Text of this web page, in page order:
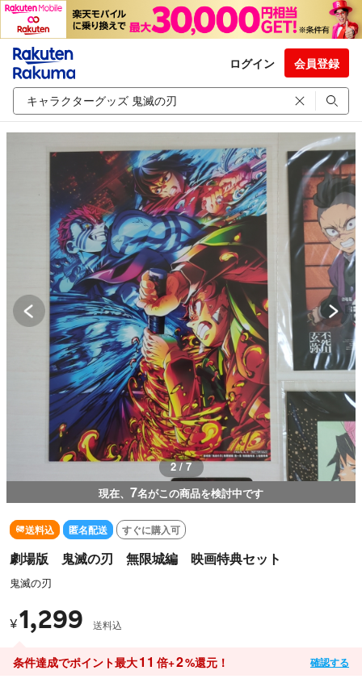
ログイン 会員登録
2 / 7
現在、 7名がこの商品を検討中です
送料込 匿名配送 すぐに購入可
劇場版 鬼滅の刃 無限城編 映画特典セット
鬼滅の刃
¥1,299 送料込
条件達成でポイント最大11 倍+2%還元！ 確認する